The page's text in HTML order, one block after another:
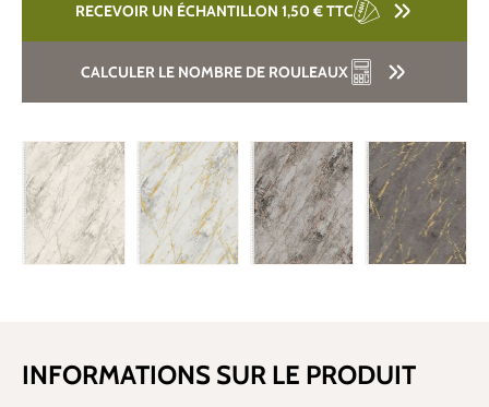
RECEVOIR UN ÉCHANTILLON 1,50 €TTC
CALCULER LE NOMBRE DE ROULEAUX
INFORMATIONS SUR LE PRODUIT